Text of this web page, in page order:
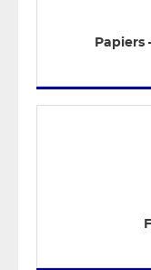
Papiers